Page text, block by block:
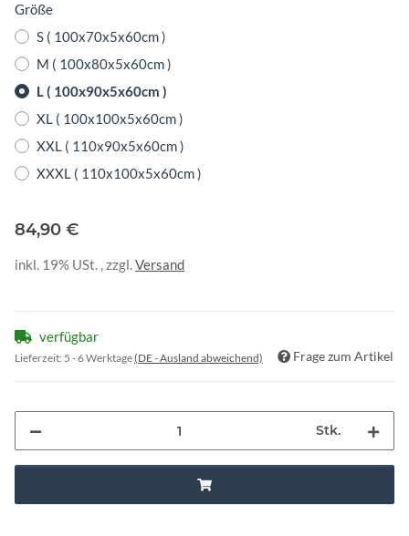
Größe
S ( 100x70x5x60cm )
M ( 100x80x5x60cm )
L ( 100x90x5x60cm )
XL ( 100x100x5x60cm )
XXL ( 110x90x5x60cm )
XXXL ( 110x100x5x60cm )
84,90 €
inkl. 19% USt. , zzgl.Versand
verfügbar
Lieferzeit: 5 - 6 Werktage(DE - Ausland abweichend) Frage zum Artikel
Stk.